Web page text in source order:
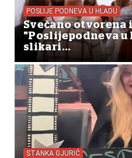
POSLIJE PODNEVA U HLADU
Svečano otvorena
"Poslijepodneva u
slikari...
STANKA GJURIĆ